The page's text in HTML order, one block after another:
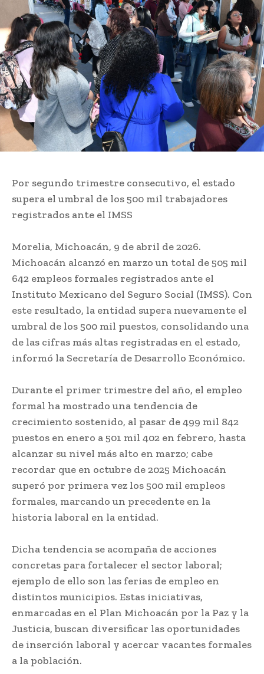
Por segundo trimestre consecutivo, el estado
supera el umbral de los 500 mil trabajadores
registrados ante el IMSS
Morelia, Michoacán, 9 de abril de 2026.
Michoacán alcanzó en marzo un total de 505 mil
642 empleos formales registrados ante el
Instituto Mexicano del Seguro Social (IMSS). Con
este resultado, la entidad supera nuevamente el
umbral de los 500 mil puestos, consolidando una
de las cifras más altas registradas en el estado,
informó la Secretaría de Desarrollo Económico.
Durante el primer trimestre del año, el empleo
formal ha mostrado una tendencia de
crecimiento sostenido, al pasar de 499 mil 842
puestos en enero a 501 mil 402 en febrero, hasta
alcanzar su nivel más alto en marzo; cabe
recordar que en octubre de 2025 Michoacán
superó por primera vez los 500 mil empleos
formales, marcando un precedente en la
historia laboral en la entidad.
Dicha tendencia se acompaña de acciones
concretas para fortalecer el sector laboral;
ejemplo de ello son las ferias de empleo en
distintos municipios. Estas iniciativas,
enmarcadas en el Plan Michoacán por la Paz y la
Justicia, buscan diversificar las oportunidades
de inserción laboral y acercar vacantes formales
a la población.